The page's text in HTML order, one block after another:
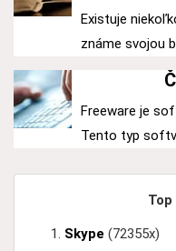
Existuje
známe svojou
Freeware je
Tento typ
Skype (72355x)